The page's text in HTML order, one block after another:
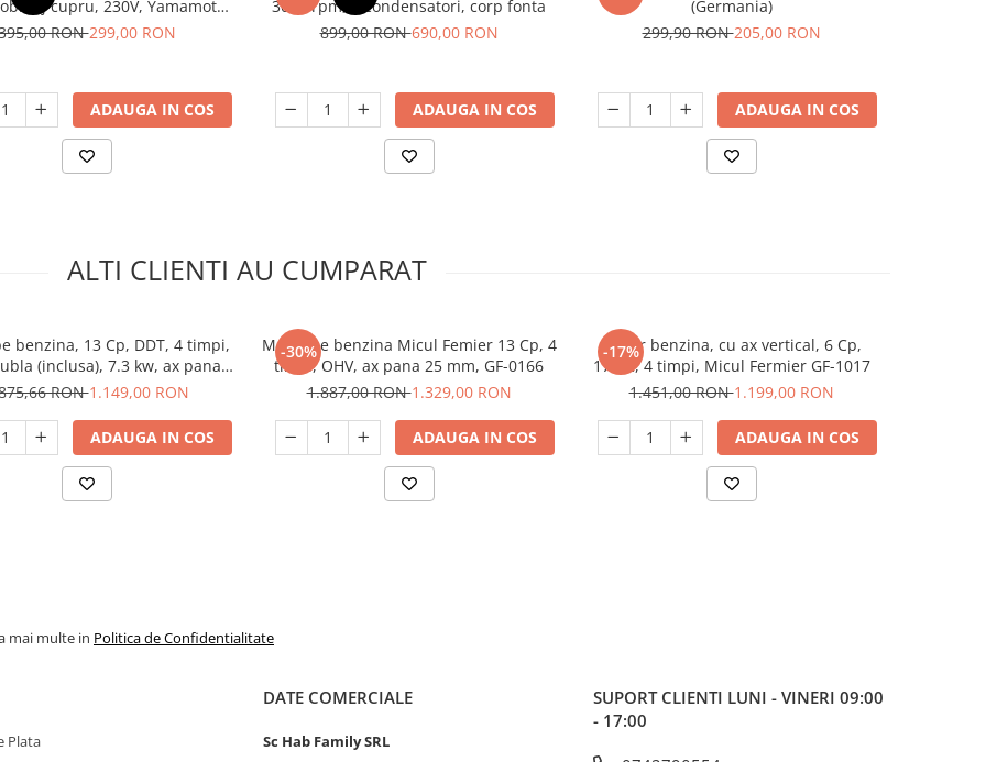
cupru, 230V, Yamamoto
YL802-2
RON299,00 RON
ADAUGA IN COS
3000 rpm, 2 condensatori, corp fonta
899,00 RON690,00 RON
ADAUGA IN COS
(Germania)
299,90 RON205,00 RON
ADAUGA IN COS
ALTI CLIENTI AU CUMPARAT
benzina, 13 Cp, DDT, 4 timpi,
(inclusa), 7.3 kw, ax pana
25mm
RON1.149,00 RON
ADAUGA IN COS
-30%
Motor pe benzina Micul Femier 13 Cp, 4
timpi, OHV, ax pana 25 mm, GF-0166
1.887,00 RON1.329,00 RON
ADAUGA IN COS
-17%
Motor benzina, cu ax vertical, 6 Cp,
173cc, 4 timpi, Micul Fermier GF-1017
1.451,00 RON1.199,00 RON
ADAUGA IN COS
mai multe in Politica de Confidentialitate
Plata
DATE COMERCIALE
Sc Hab Family SRL
SUPORT CLIENTI LUNI - VINERI 09:00
- 17:00